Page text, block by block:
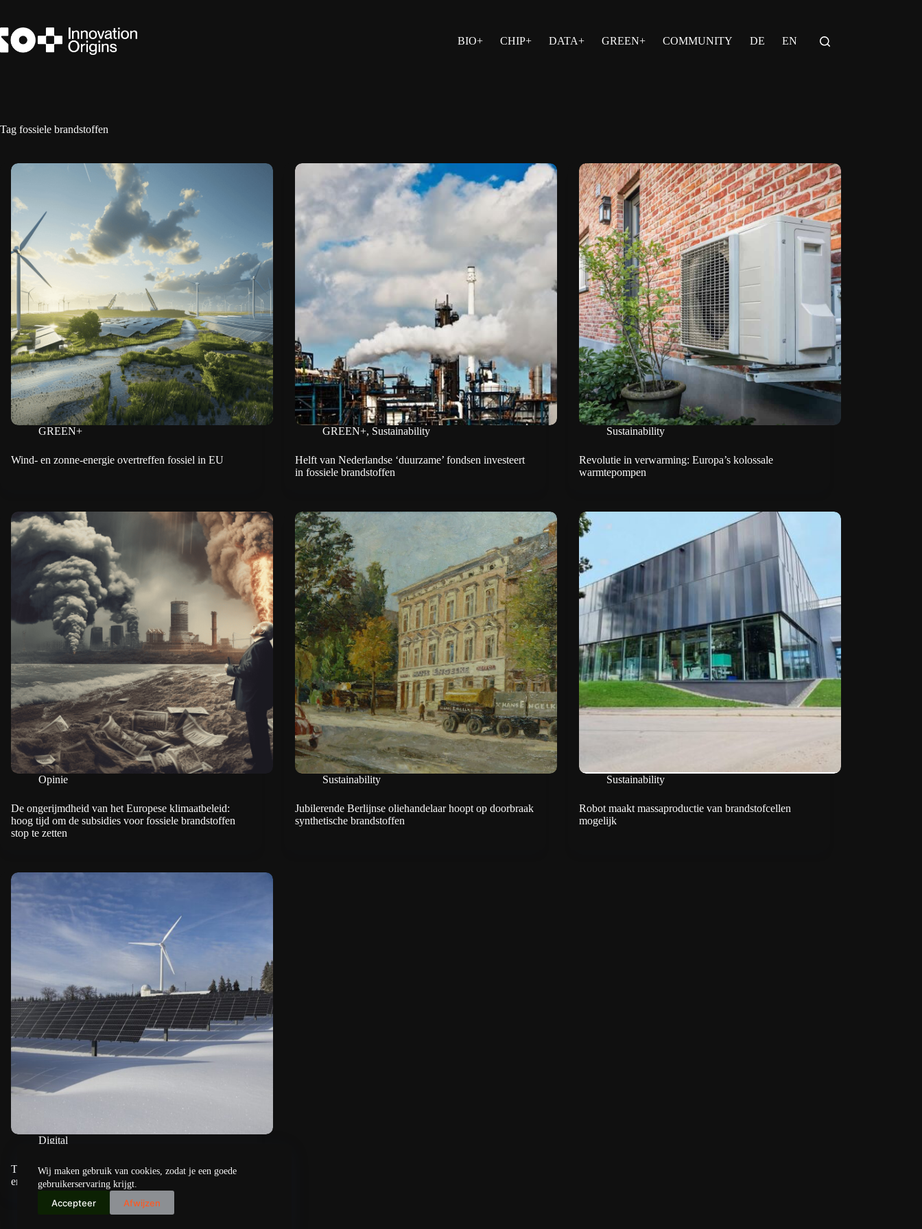
de
inhoud
Wij maken gebruik van cookies, zodat je een goede
gebruikerservaring krijgt.
Accepteer Afwijzen
BIO+ CHIP+ DATA+ GREEN+ COMMUNITY DE EN
Tag fossiele brandstoffen
GREEN+
Wind- en zonne-energie overtreffen fossiel in EU
GREEN+, Sustainability
Helft van Nederlandse ‘duurzame’ fondsen investeert
in fossiele brandstoffen
Sustainability
Revolutie in verwarming: Europa’s kolossale
warmtepompen
Opinie
De ongerijmdheid van het Europese klimaatbeleid:
hoog tijd om de subsidies voor fossiele brandstoffen
stop te zetten
Sustainability
Jubilerende Berlijnse oliehandelaar hoopt op doorbraak
synthetische brandstoffen
Sustainability
Robot maakt massaproductie van brandstofcellen
mogelijk
Digital
Toolbox vindt duurzame alternatieven voor verwarmen
en koelen gebouwen